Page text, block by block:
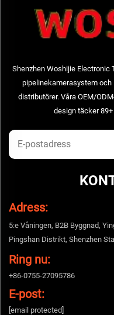
Shenzhen Woshijie Electronic
pipelinekamerasystem
distributörer. Våra OEM/
design täcker
Adress:
5:e Våningen, B2B Byggnad,
Pingshan Distrikt, Shenzhen
Ring nu:
+86-0755-27095786
E-post:
[email protected]